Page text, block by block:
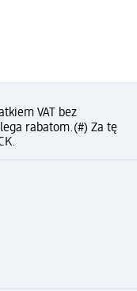
VAT bez
rabatom.(#) Za tę